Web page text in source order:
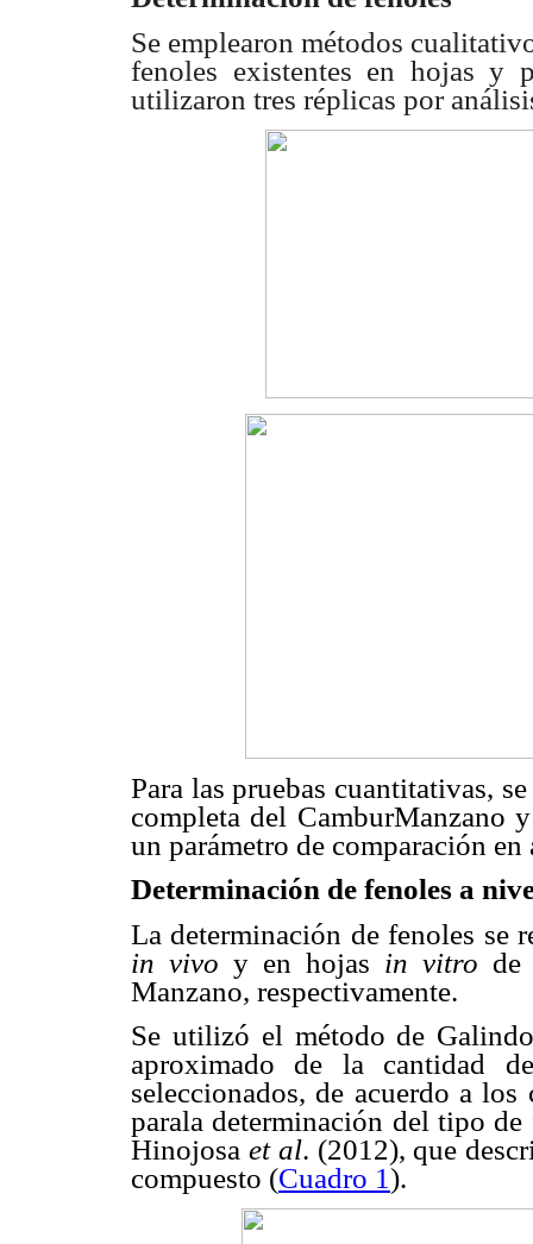
Se emplearon métodos
fenoles existentes en hojas y
utilizaron tres réplicas por
Para las pruebas cuantitativas,
completa del
un parámetro de comparación
Determinación de fenoles a
La determinación de fenoles se
in vivo y en hojas in vitro de
Manzano, respectivamente.
Se utilizó el método de
aproximado de la cantidad
seleccionados, de acuerdo a
parala determinación del tipo
Hinojosa et al. (2012), que
compuesto (Cuadro 1).